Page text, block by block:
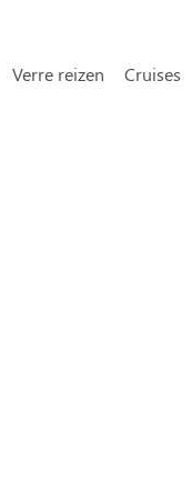
Verre reizen Cruises